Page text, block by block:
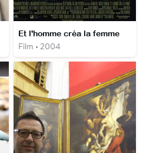
Et l'homme créa la femme
Film • 2004